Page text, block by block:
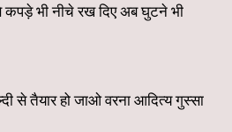
कपड़े भी नीचे रख दिए अब घुटने भी
से तैयार हो जाओ वरना आदित्य गुस्सा